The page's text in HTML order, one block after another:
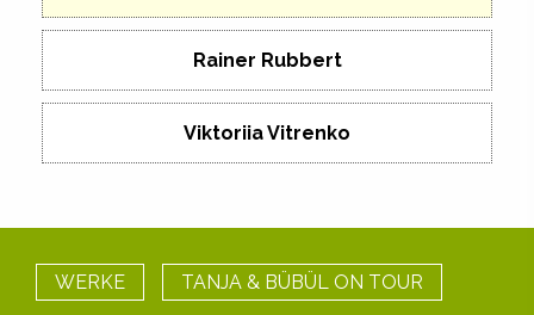
Rainer Rubbert
Viktoriia Vitrenko
WERKE TANJA & BÜBÜL ON TOUR